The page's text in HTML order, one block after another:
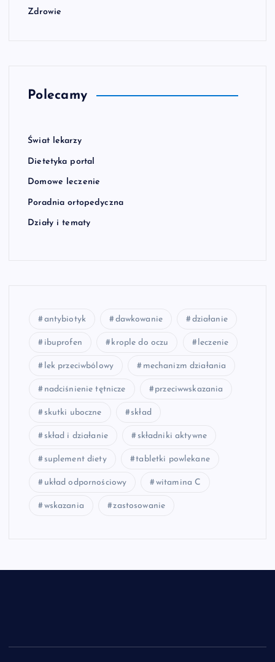
Zdrowie
Polecamy
Świat lekarzy
Dietetyka portal
Domowe leczenie
Poradnia ortopedyczna
Działy i tematy
antybiotyk dawkowanie działanie
ibuprofen krople do oczu leczenie
lek przeciwbólowy mechanizm działania
nadciśnienie tętnicze przeciwwskazania
skutki uboczne skład
skład i działanie składniki aktywne
suplement diety tabletki powlekane
układ odpornościowy witamina C
wskazania zastosowanie